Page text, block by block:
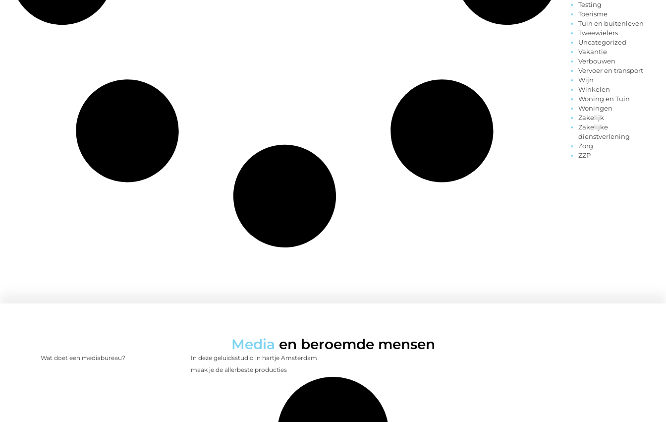
Testing
Toerisme
Tuin en buitenleven
Tweewielers
Uncategorized
Vakantie
Verbouwen
Vervoer en transport
Wijn
Winkelen
Woning en Tuin
Woningen
Zakelijk
Zakelijke
dienstverlening
Zorg
ZZP
Media en beroemde mensen
Wat doet een mediabureau?
In deze geluidsstudio in hartje Amsterdam
maak je de allerbeste producties